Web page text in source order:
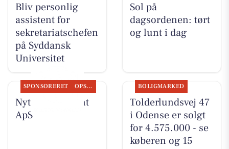
Bliv personlig
assistent for
sekretariatschefen
på Syddansk
Universitet
Sol på
dagsordenen: tørt
og lunt i dag
SPONSORERET OPSLAGSTAVLEN
Nyt fra Fairpaint
ApS
BOLIGMARKED
Tolderlundsvej 47
i Odense er solgt
for 4.575.000 - se
køberen og 15